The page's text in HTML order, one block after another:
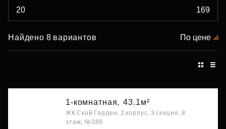
Найдено 8 вариантов По цене
1-комнатная, 43.1м²
ЖК Скай Гарден, 2 корпус, 3 секция, 8
этаж, №389